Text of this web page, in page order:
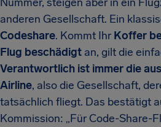
anderen Gesellschaft. Ein
Codeshare. Kommt Ihr Koffer
Flug beschädigt an, gilt die
Verantwortlich ist immer die
Airline, also die Gesellschaft,
tatsächlich fliegt. Das bestätigt
Kommission: „Für Code-Share-